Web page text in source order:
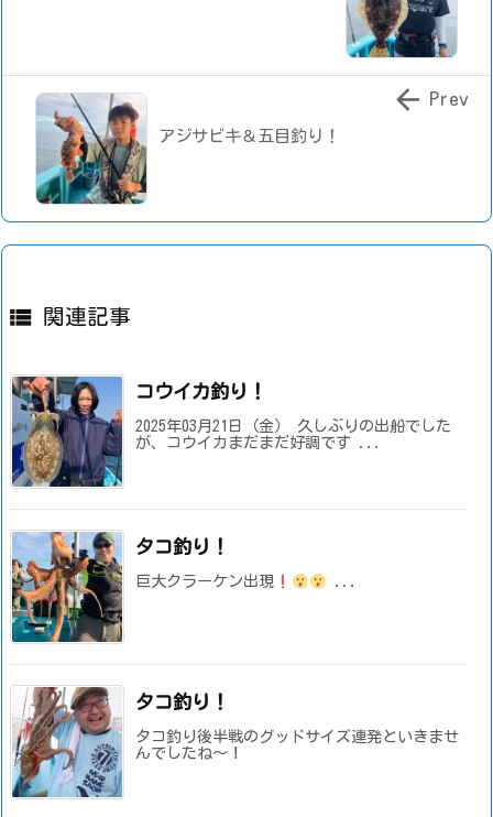
アジサビキ＆五目釣り！
 Prev
 関連記事
コウイカ釣り！
2025年03月21日（金） 久しぶりの出船でした
が、コウイカまだまだ好調です ...
タコ釣り！
巨大クラーケン出現 ...
タコ釣り！
タコ釣り後半戦のグッドサイズ連発といきませ
んでしたね～！